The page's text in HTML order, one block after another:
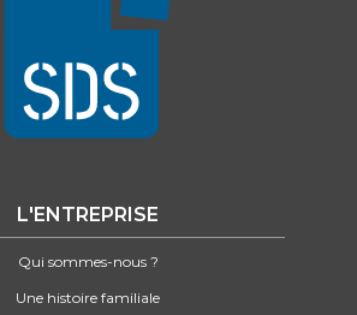
L'ENTREPRISE
Qui sommes-nous ?
Une histoire familiale